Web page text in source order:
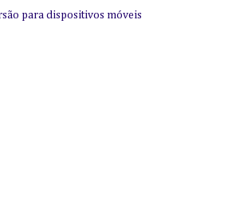
para dispositivos móveis